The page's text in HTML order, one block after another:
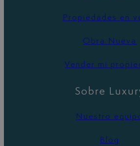
Propiedades en
Obra Nueva
Vender mi
Sobre
Nuestro
Blog